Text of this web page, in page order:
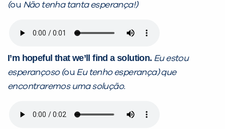
(ou Não tenha tanta esperança!)
I’m hopeful that we’ll find a solution. Eu estou
esperançoso (ou Eu tenho esperança) que
encontraremos uma solução.